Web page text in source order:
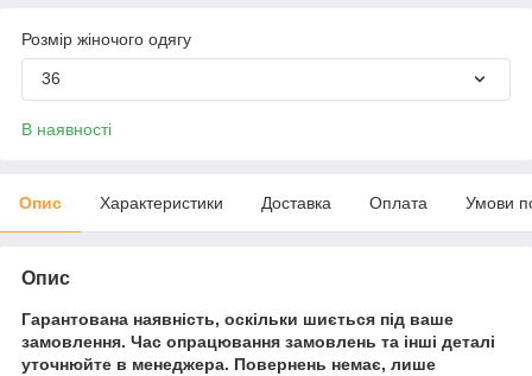
Розмір жіночого одягу
36
В наявності
Опис Характеристики Доставка Оплата Умови
Опис
Гарантована наявність, оскільки шиється під ваше
замовлення. Час опрацювання замовлень та інші деталі
уточнюйте в менеджера. Повернень немає, лише